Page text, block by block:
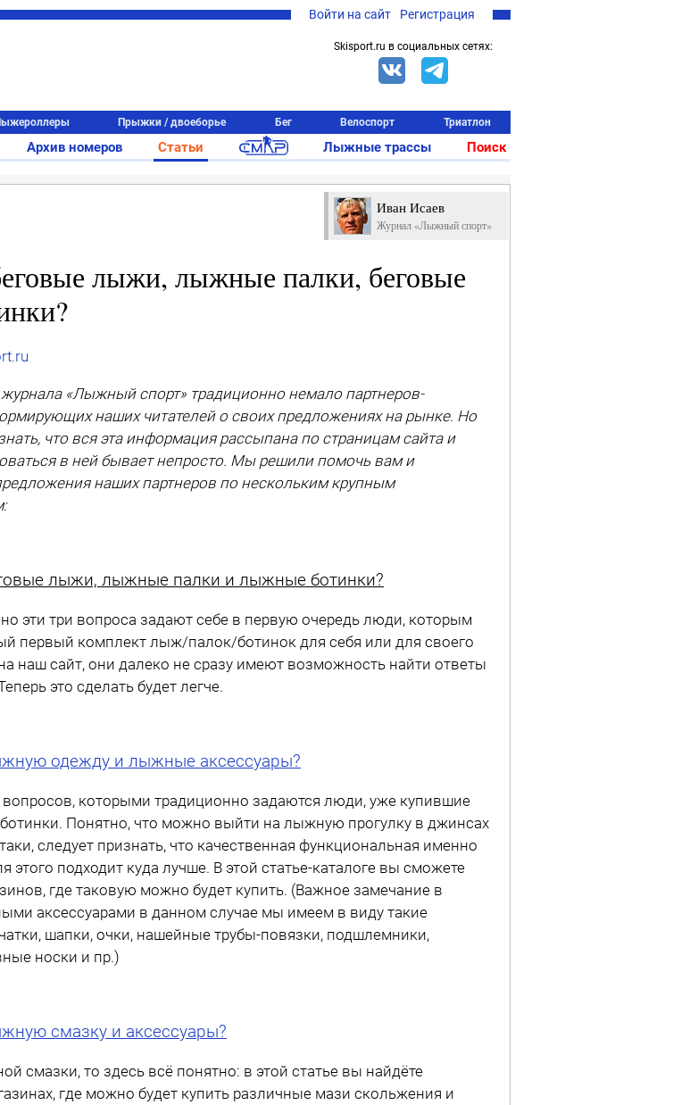
Войти на сайт Регистрация
Skisport.ru в социальных сетях:
Прыжки / двоеборье Бег Велоспорт Триатлон
Архив номеров Статьи Лыжные трассы Поиск
Иван Исаев
Журнал «Лыжный спорт»
лыжи, лыжные палки, беговые
«Лыжный спорт» традиционно немало партнеров-
наших читателей о своих предложениях на рынке. Но
что вся эта информациярассыпана по страницам сайта и
в ней бываетнепросто. Мы решили помочь вам и
наших партнеров по нескольким крупным
лыжи, лыжные палки и лыжные ботинки?
эти три вопроса задают себе в первую очередь люди, которым
первый комплект лыж/палок/ботинок для себя или для своего
наш сайт, они далеко не сразу имеют возможность найти ответы
это сделать будет легче.
одежду и лыжные аксессуары?
вопросов, которыми традиционно задаются люди, уже купившие
Понятно, что можно выйти на лыжную прогулку в джинсах
следует признать, что качественная функциональная именно
этого подходит куда лучше. В этой статье-каталоге вы сможете
где таковую можно будет купить. (Важное замечание в
аксессуарами в данном случае мы имеем в виду такие
шапки, очки, нашейные трубы-повязки, подшлемники,
носки и пр.)
смазку и аксессуары?
смазки, то здесь всё понятно: в этой статье вы найдёте
где можно будет купить различные мази скольжения и